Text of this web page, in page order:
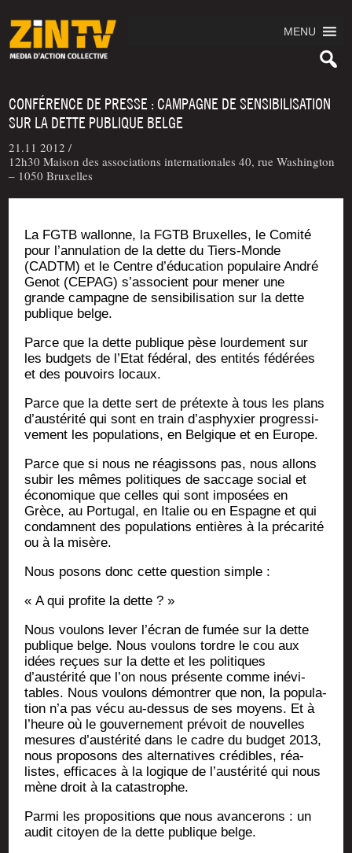
MENU
CONFÉRENCE DE PRESSE : CAMPAGNE DE SENSIBILISATION
SUR LA DETTE PUBLIQUE BELGE
21.11 2012 /
12h30 Maison des associations internationales 40, rue Washington
– 1050 Bruxelles
La FGTB wal­lonne, la FGTB Bruxelles, le Comi­té
pour l’annulation de la dette du Tiers-Monde
(CADTM) et le Centre d’éducation popu­laire André
Genot (CEPAG) s’associent pour mener une
grande cam­pagne de sen­si­bi­li­sa­tion sur la dette
publique belge.
Parce que la dette publique pèse lour­de­ment sur
les bud­gets de l’Etat fédé­ral, des enti­tés fédé­rées
et des pou­voirs locaux.
Parce que la dette sert de pré­texte à tous les plans
d’austérité qui sont en train d’asphyxier pro­gres­si­
ve­ment les popu­la­tions, en Bel­gique et en Europe.
Parce que si nous ne réagis­sons pas, nous allons
subir les mêmes poli­tiques de sac­cage social et
éco­no­mique que celles qui sont impo­sées en
Grèce, au Por­tu­gal, en Ita­lie ou en Espagne et qui
condamnent des popu­la­tions entières à la pré­ca­ri­té
ou à la misère.
Nous posons donc cette ques­tion simple :
« A qui pro­fite la dette ? »
Nous vou­lons lever l’écran de fumée sur la dette
publique belge. Nous vou­lons tordre le cou aux
idées reçues sur la dette et les poli­tiques
d’austérité que l’on nous pré­sente comme inévi­
tables. Nous vou­lons démon­trer que non, la popu­la­
tion n’a pas vécu au-des­sus de ses moyens. Et à
l’heure où le gou­ver­ne­ment pré­voit de nou­velles
mesures d’austérité dans le cadre du bud­get 2013,
nous pro­po­sons des alter­na­tives cré­dibles, réa­
listes, effi­caces à la logique de l’austérité qui nous
mène droit à la catastrophe.
Par­mi les pro­po­si­tions que nous avan­ce­rons : un
audit citoyen de la dette publique belge.